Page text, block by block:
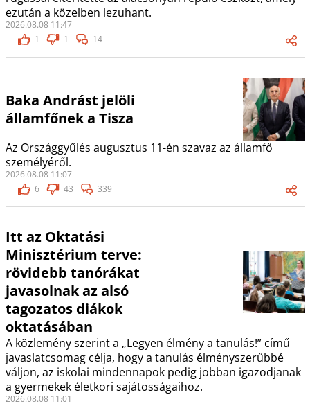
ezután a közelben lezuhant.
2026.08.08 11:47
1
1 14
Baka Andrást jelöli
államfőnek a Tisza
Az Országgyűlés augusztus 11-én szavaz az államfő
személyéről.
2026.08.08 11:07
6
43 339
Itt az Oktatási
Minisztérium terve:
rövidebb tanórákat
javasolnak az alsó
tagozatos diákok
oktatásában
A közlemény szerint a „Legyen élmény a tanulás!” című
javaslatcsomag célja, hogy a tanulás élményszerűbbé
váljon, az iskolai mindennapok pedig jobban igazodjanak
a gyermekek életkori sajátosságaihoz.
2026.08.08 11:01